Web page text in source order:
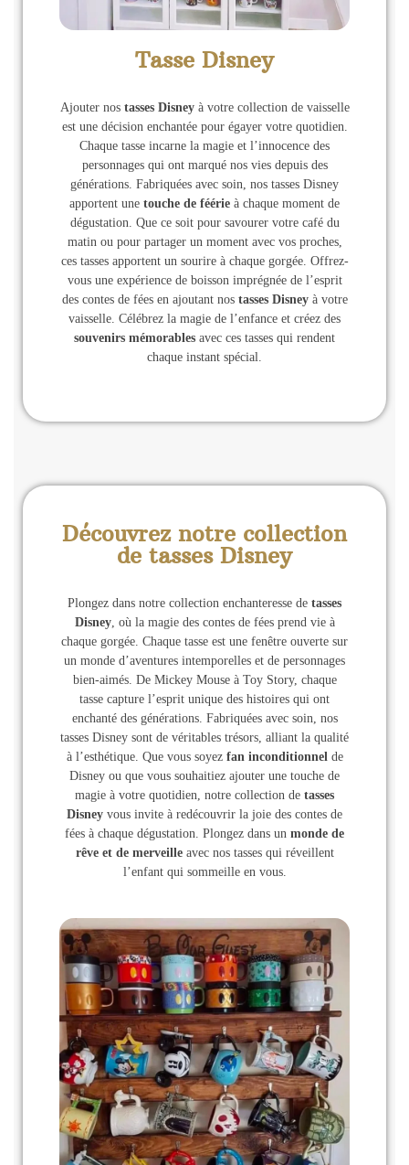
Tasse Disney
Ajouter nos tasses Disneyà votre collection de vaisselle
est une décision enchantée pour égayer votre quotidien.
Chaque tasse incarne la magie et l’innocence des
personnages qui ont marqué nos vies depuis des
générations. Fabriquées avec soin, nos tasses Disney
apportent une touche de féérie à chaque moment de
dégustation. Que ce soit pour savourer votre café du
matin ou pour partager un moment avec vos proches,
ces tasses apportent un sourire à chaque gorgée. Offrez-
vous une expérience de boisson imprégnée de l’esprit
des contes de fées en ajoutant nos tasses Disneyà votre
vaisselle. Célébrez la magie de l’enfance et créez des
souvenirs mémorables avec ces tasses qui rendent
chaque instant spécial.
Découvrez notre collection
de tasses Disney
Plongez dans notre collection enchanteresse de tasses
Disney, où la magie des contes de fées prend vie à
chaque gorgée. Chaque tasse est une fenêtre ouverte sur
un monde d’aventures intemporelles et de personnages
bien-aimés. De Mickey Mouse à Toy Story, chaque
tasse capture l’esprit unique des histoires qui ont
enchanté des générations. Fabriquées avec soin, nos
tasses Disney sont de véritables trésors, alliant la qualité
à l’esthétique. Que vous soyez fan inconditionnel de
Disney ou que vous souhaitiez ajouter une touche de
magie à votre quotidien, notre collection de tasses
Disney vous invite à redécouvrir la joie des contes de
fées à chaque dégustation. Plongez dans un monde de
rêve et de merveilleavec nos tasses qui réveillent
l’enfant qui sommeille en vous.